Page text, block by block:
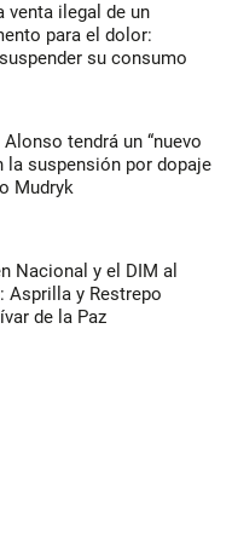
venta ilegal de un
para el dolor:
su consumo
tendrá un “nuevo
la suspensión por dopaje
Mudryk
Nacional y el DIM al
Asprilla y Restrepo
de la Paz